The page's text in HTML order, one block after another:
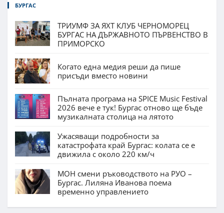
БУРГАС
ТРИУМФ ЗА ЯХТ КЛУБ ЧЕРНОМОРЕЦ
БУРГАС НА ДЪРЖАВНОТО ПЪРВЕНСТВО В
ПРИМОРСКО
Когато една медия реши да пише
присъди вместо новини
Пълната програма на SPICE Music Festival
2026 вече е тук! Бургас отново ще бъде
музикалната столица на лятото
Ужасяващи подробности за
катастрофата край Бургас: колата се е
движила с около 220 км/ч
МОН смени ръководството на РУО –
Бургас. Лиляна Иванова поема
временно управлението